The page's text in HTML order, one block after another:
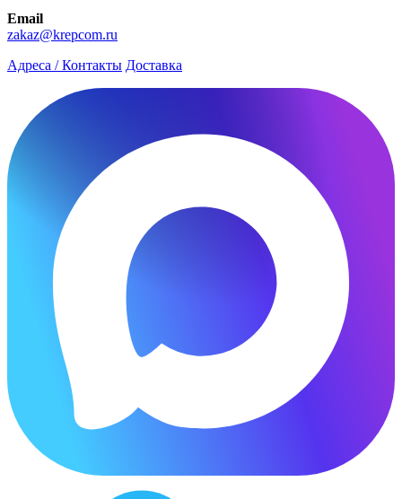
Email
zakaz@krepcom.ru
Адреса / Контакты Доставка